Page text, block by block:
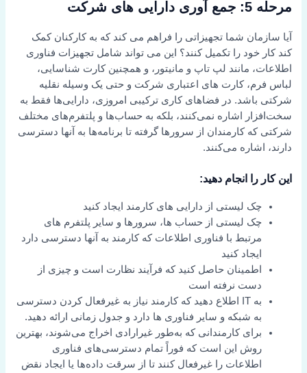
مرحله 5: جمع آوری دارایی های شرکت
آیا سازمان شما تجهیزاتی را فراهم می کند که به کارکنان کمک
کند کار خود را تکمیل کنند؟ این می تواند شامل تجهیزات فناوری
اطلاعات، مانند لپ تاپ و مانیتور، و همچنین کارت شناسایی،
لباس فرم، کارت های اعتباری شرکت و حتی یک وسیله نقلیه
شرکتی باشد. در فضاهای کاری ترکیبی امروزی، دارایی‌ها فقط به
سخت‌افزار اشاره نمی‌کنند، بلکه به حساب‌ها و پلتفرم‌های مختلف
شرکتی که کارمندان از سرورها گرفته تا برنامه‌ها به آنها دسترسی
دارند، اشاره می‌کنند.
این کار را انجام دهید:
چک لیستی از دارایی های کارمند ایجاد کنید
چک لیستی از حساب ها، سرورها و سایر پلتفرم های
مرتبط با فناوری اطلاعات که کارمند به آنها دسترسی دارد
ایجاد کنید
اطمینان حاصل کنید که فرآیند نظارت است و چیزی از
دست نرفته است
به IT اطلاع دهید که کارمند نیاز به غیرفعال کردن دسترسی
به شبکه و سایر فناوری ها دارد و جدول زمانی ارائه دهید.
برای کارمندانی که به‌طور غیرارادی اخراج می‌شوند، بهترین
روش این است که فوراً تمام دسترسی‌های فناوری
اطلاعات را غیرفعال کنند تا از سرقت داده‌ها یا ایجاد نقض